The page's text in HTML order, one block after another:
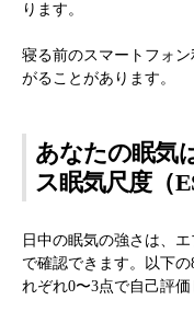
ります。
寝る前のスマートフォ
がることがあります。
あなたの眠気
ス眠気尺度（
日中の眠気の強さは、
で確認できます。以下
れぞれ0〜3点で自己評価